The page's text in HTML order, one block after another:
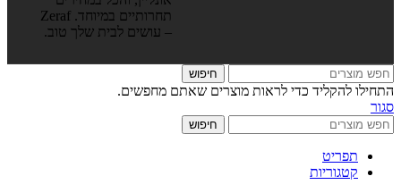
תחרותיים במיוחד. Zeraf
– עושים לבית שלך טוב.
חיפוש
התחילו להקליד כדי לראות מוצרים שאתם מחפשים.
סגור
חיפוש
תפריט
קטגוריות